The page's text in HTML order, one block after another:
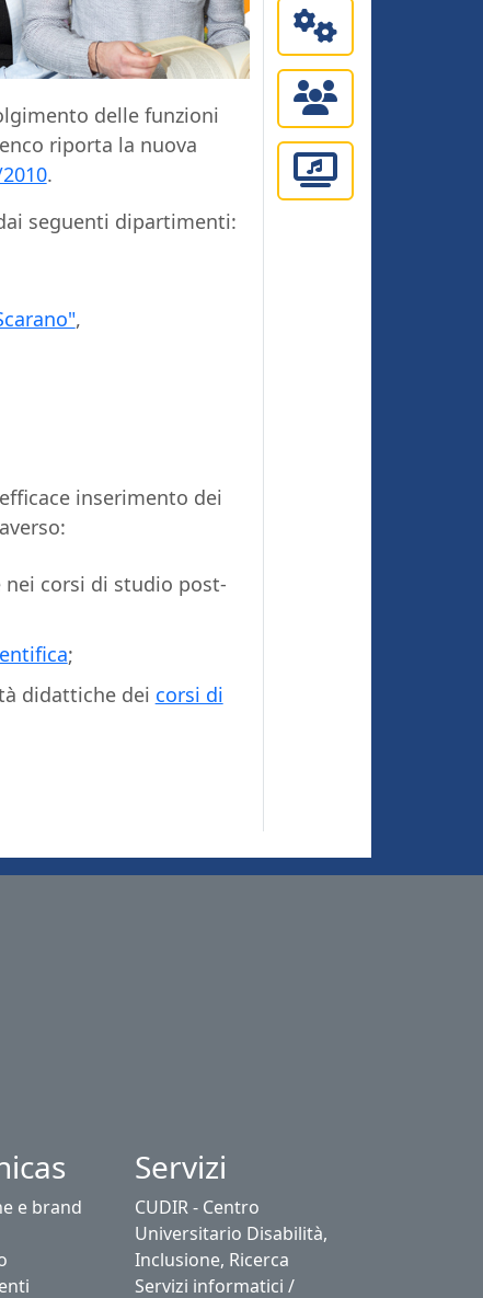
delle funzioni
riporta la nuova
.
seguenti dipartimenti:
,
inserimento dei
nei corsi di studio post-
;
didattiche dei corsi di
e brand
Servizi
CUDIR - Centro
Universitario Disabilità,
Inclusione, Ricerca
Servizi informatici /